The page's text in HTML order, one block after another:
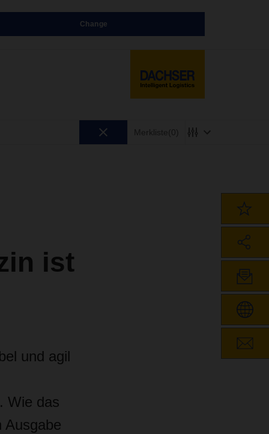
Change
Merkliste(0)
ist
und agil
Wie das
Ausgabe